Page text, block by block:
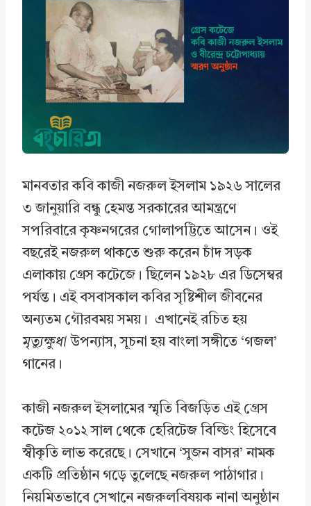
o
o
k
I
n
p
p
মানবতার কবি কাজী নজরুল ইসলাম ১৯২৬ সালের
৩ জানুয়ারি বন্ধু হেমন্ত সরকারের আমন্ত্রণে
সপরিবারে কৃষ্ণনগরের গোলাপট্টিতে আসেন। ওই
বছরেই নজরুল থাকতে শুরু করেন চাঁদ সড়ক
এলাকায় গ্রেস কটেজে। ছিলেন ১৯২৮ এর ডিসেম্বর
পর্যন্ত। এই বসবাসকাল কবির সৃষ্টিশীল জীবনের
অন্যতম গৌরবময় সময়। এখানেই রচিত হয়
মৃত্যুক্ষুধা উপন্যাস, সূচনা হয় বাংলা সঙ্গীতে ‘গজল’
গানের।
কাজী নজরুল ইসলামের স্মৃতি বিজড়িত এই গ্রেস
কটেজ ২০১২ সাল থেকে হেরিটেজ বিল্ডিং হিসেবে
স্বীকৃতি লাভ করেছে। সেখানে ‘সুজন বাসর’ নামক
একটি প্রতিষ্ঠান গড়ে তুলেছে নজরুল পাঠাগার।
নিয়মিতভাবে সেখানে নজরুলবিষয়ক নানা অনুষ্ঠান